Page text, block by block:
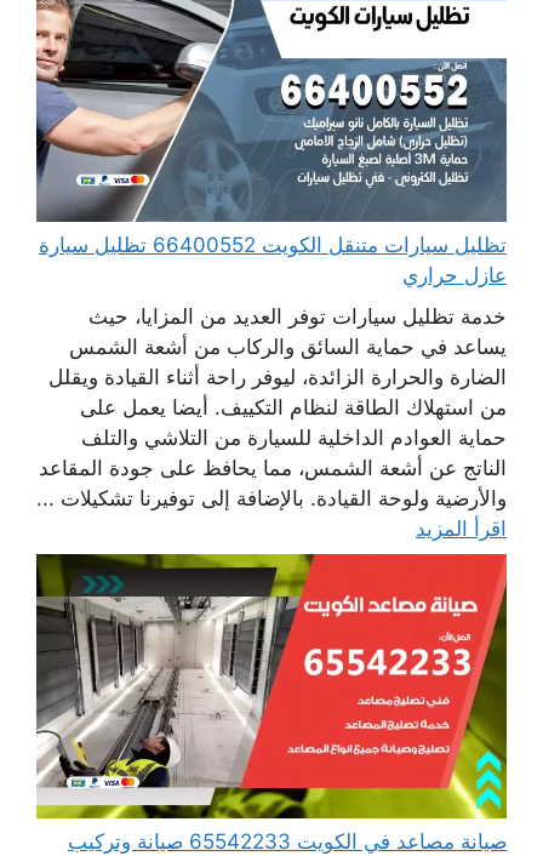
تظليل سيارات متنقل الكويت 66400552 تظليل سيارة
عازل حراري
خدمة تظليل سيارات توفر العديد من المزايا، حيث
يساعد في حماية السائق والركاب من أشعة الشمس
الضارة والحرارة الزائدة، ليوفر راحة أثناء القيادة ويقلل
من استهلاك الطاقة لنظام التكييف. أيضا يعمل على
حماية العوادم الداخلية للسيارة من التلاشي والتلف
الناتج عن أشعة الشمس، مما يحافظ على جودة المقاعد
والأرضية ولوحة القيادة. بالإضافة إلى توفيرنا تشكيلات ...
اقرأ المزيد
صيانة مصاعد في الكويت 65542233 صيانة وتركيب